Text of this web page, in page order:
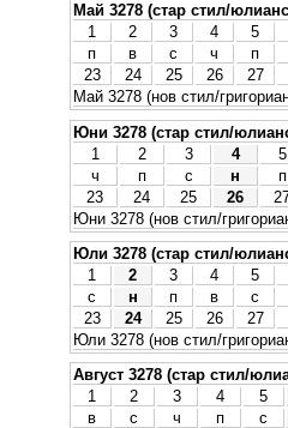
Май 3278 (стар стил/
1
2 3 4 5
п
в с ч п
23
24 25 26 27
Май 3278 (нов стил/
Юни 3278 (стар стил/
1
2 3 4 5
ч
п с н п
23
24 25 26
Юни 3278 (нов стил/
Юли 3278 (стар стил/
1
2 3 4 5
с
н п в с
23
24 25 26 27
Юли 3278 (нов стил/
Август 3278 (стар стил/
1
2 3 4 5
в
с ч п с